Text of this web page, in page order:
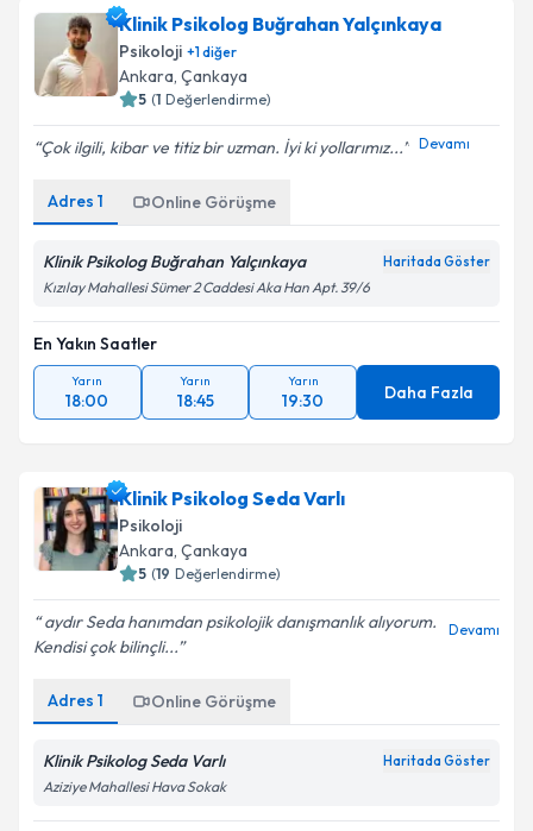
Klinik Psikolog Buğrahan Yalçınkaya
Psikoloji +1diğer
Ankara, Çankaya
5 (1 Değerlendirme)
Çok ilgili, kibar ve titiz bir uzman. İyi ki yollarımız... Devamı
Adres 1 Online Görüşme
Klinik Psikolog Buğrahan Yalçınkaya Haritada Göster
Kızılay Mahallesi Sümer 2 Caddesi Aka Han Apt. 39/6
En Yakın Saatler
Yarın
18:00
Yarın
18:45
Yarın
19:30 Daha Fazla
Klinik Psikolog Seda Varlı
Psikoloji
Ankara, Çankaya
5 (19 Değerlendirme)
aydır Seda hanımdan psikolojik danışmanlık alıyorum.
Kendisi çok bilinçli...
Devamı
Adres 1 Online Görüşme
Klinik Psikolog Seda Varlı Haritada Göster
Aziziye Mahallesi Hava Sokak